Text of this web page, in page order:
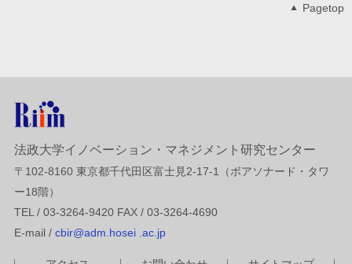
Pagetop
法政大学イノベーション・マネジメント研究センター
〒102-8160 東京都千代田区富士見2-17-1（ボアソナード・タワ
ー18階）
TEL / 03-3264-9420 FAX / 03-3264-4690
E-mail / cbir@adm.hosei .ac.jp